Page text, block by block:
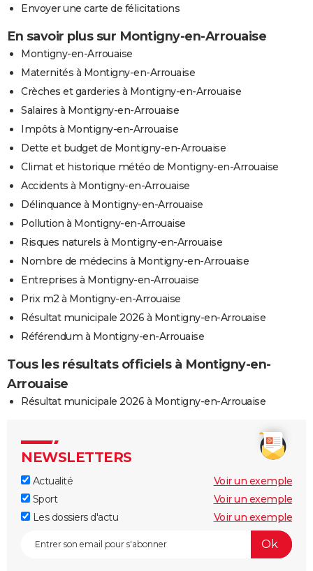
Envoyer une carte de félicitations
En savoir plus sur Montigny-en-Arrouaise
Montigny-en-Arrouaise
Maternités à Montigny-en-Arrouaise
Crèches et garderies à Montigny-en-Arrouaise
Salaires à Montigny-en-Arrouaise
Impôts à Montigny-en-Arrouaise
Dette et budget de Montigny-en-Arrouaise
Climat et historique météo de Montigny-en-Arrouaise
Accidents à Montigny-en-Arrouaise
Délinquance à Montigny-en-Arrouaise
Pollution à Montigny-en-Arrouaise
Risques naturels à Montigny-en-Arrouaise
Nombre de médecins à Montigny-en-Arrouaise
Entreprises à Montigny-en-Arrouaise
Prix m2 à Montigny-en-Arrouaise
Résultat municipale 2026 à Montigny-en-Arrouaise
Référendum à Montigny-en-Arrouaise
Tous les résultats officiels à Montigny-en-
Arrouaise
Résultat municipale 2026 à Montigny-en-Arrouaise
NEWSLETTERS
Actualité
Voir un exemple
Sport
Voir un exemple
Les dossiers d'actu
Voir un exemple